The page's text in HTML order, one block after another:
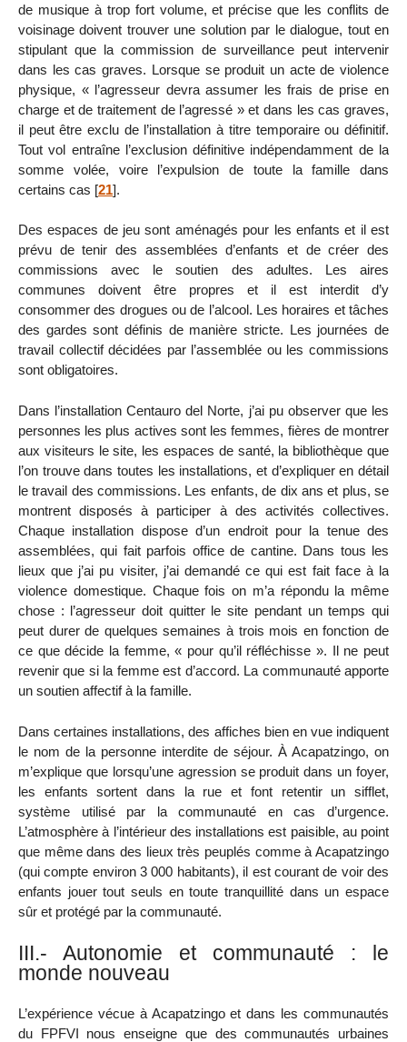
de musique à trop fort volume, et précise que les conflits de
voisinage doivent trouver une solution par le dialogue, tout en
stipulant que la commission de surveillance peut intervenir
dans les cas graves. Lorsque se produit un acte de violence
physique, « l’agresseur devra assumer les frais de prise en
charge et de traitement de l’agressé » et dans les cas graves,
il peut être exclu de l’installation à titre temporaire ou définitif.
Tout vol entraîne l’exclusion définitive indépendamment de la
somme volée, voire l’expulsion de toute la famille dans
certains cas [21].
Des espaces de jeu sont aménagés pour les enfants et il est
prévu de tenir des assemblées d’enfants et de créer des
commissions avec le soutien des adultes. Les aires
communes doivent être propres et il est interdit d’y
consommer des drogues ou de l’alcool. Les horaires et tâches
des gardes sont définis de manière stricte. Les journées de
travail collectif décidées par l’assemblée ou les commissions
sont obligatoires.
Dans l’installation Centauro del Norte, j’ai pu observer que les
personnes les plus actives sont les femmes, fières de montrer
aux visiteurs le site, les espaces de santé, la bibliothèque que
l’on trouve dans toutes les installations, et d’expliquer en détail
le travail des commissions. Les enfants, de dix ans et plus, se
montrent disposés à participer à des activités collectives.
Chaque installation dispose d’un endroit pour la tenue des
assemblées, qui fait parfois office de cantine. Dans tous les
lieux que j’ai pu visiter, j’ai demandé ce qui est fait face à la
violence domestique. Chaque fois on m’a répondu la même
chose : l’agresseur doit quitter le site pendant un temps qui
peut durer de quelques semaines à trois mois en fonction de
ce que décide la femme, « pour qu’il réfléchisse ». Il ne peut
revenir que si la femme est d’accord. La communauté apporte
un soutien affectif à la famille.
Dans certaines installations, des affiches bien en vue indiquent
le nom de la personne interdite de séjour. À Acapatzingo, on
m’explique que lorsqu’une agression se produit dans un foyer,
les enfants sortent dans la rue et font retentir un sifflet,
système utilisé par la communauté en cas d’urgence.
L’atmosphère à l’intérieur des installations est paisible, au point
que même dans des lieux très peuplés comme à Acapatzingo
(qui compte environ 3 000 habitants), il est courant de voir des
enfants jouer tout seuls en toute tranquillité dans un espace
sûr et protégé par la communauté.
III.- Autonomie et communauté : le
monde nouveau
L’expérience vécue à Acapatzingo et dans les communautés
du FPFVI nous enseigne que des communautés urbaines